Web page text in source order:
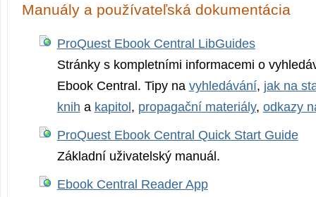
Manuály a používateľská dokumentácia
ProQuest Ebook Central LibGuides
Stránky s kompletními informacemi o
Ebook Central. Tipy na vyhledávání, jak na
knih a kapitol, propagační materiály, odkazy
ProQuest Ebook Central Quick Start Guide
Základní uživatelský manuál.
Ebook Central Reader App